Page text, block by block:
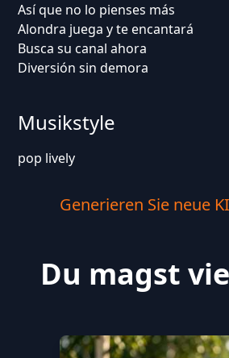
Así que no lo pienses más
Alondra juega y te encantará
Busca su canal ahora
Diversión sin demora
Musikstyle
pop lively
Generieren Sie neue
Du magst